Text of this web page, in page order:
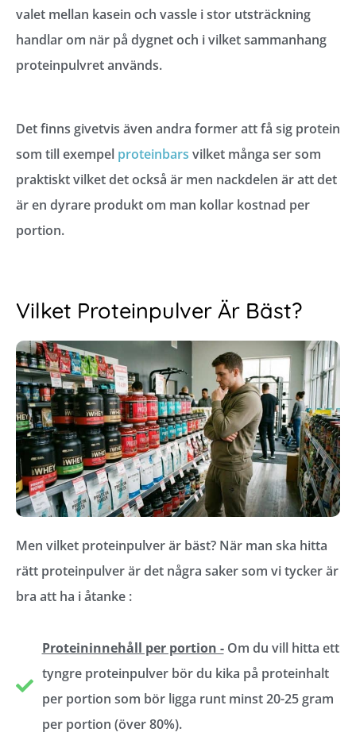
valet mellan kasein och vassle i stor utsträckning
handlar om när på dygnet och i vilket sammanhang
proteinpulvret används.
Det finns givetvis även andra former att få sig protein
som till exempel proteinbars vilket många ser som
praktiskt vilket det också är men nackdelen är att det
är en dyrare produkt om man kollar kostnad per
portion.
Vilket Proteinpulver Är Bäst?
Men vilket proteinpulver är bäst? När man ska hitta
rätt proteinpulver är det några saker som vi tycker är
bra att ha i åtanke :
Proteininnehåll per portion -Om du vill hitta ett
tyngre proteinpulver bör du kika på proteinhalt
per portion som bör ligga runt minst 20-25 gram
per portion (över 80%).